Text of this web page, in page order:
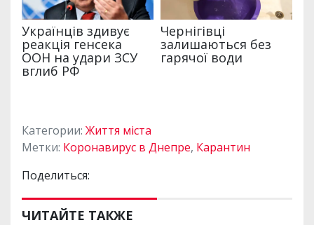
Категории: Життя міста
Метки: Коронавирус в Днепре, Карантин
Поделиться:
ЧИТАЙТЕ ТАКЖЕ